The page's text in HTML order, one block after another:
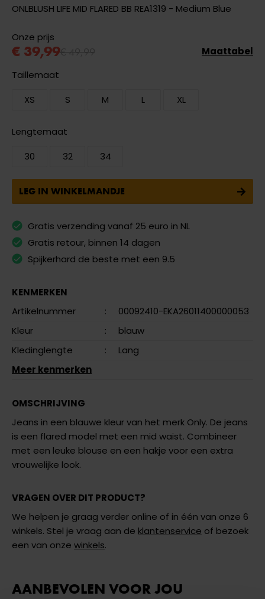
ONLBLUSH LIFE MID FLARED BB REA1319 - Medium Blue
Onze prijs
€ 39,99
Taillemaat
XS
S M L XL
Lengtemaat
30
32 34
Maattabel
LEG IN WINKELMANDJE
Gratis verzending vanaf 25 euro in NL
Gratis retour, binnen 14 dagen
Spijkerhard de beste met een 9.5
KENMERKEN
Artikelnummer
:
00092410-EKA26011400000053
Kleur
:
blauw
Kledinglengte
:
Lang
Meer kenmerken
OMSCHRIJVING
Jeans in een blauwe kleur van het merk Only. De jeans
is een flared model met een mid waist. Combineer
met een leuke blouse en een hakje voor een extra
vrouwelijke look.
VRAGEN OVER DIT PRODUCT?
We helpen je graag verder online of in één van onze 6
winkels. Stel je vraag aan de klantenservice of bezoek
een van onze winkels.
AANBEVOLEN VOOR JOU